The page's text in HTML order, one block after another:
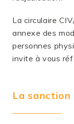
La circulaire
annexe des
personnes
invite à vous
La sanction